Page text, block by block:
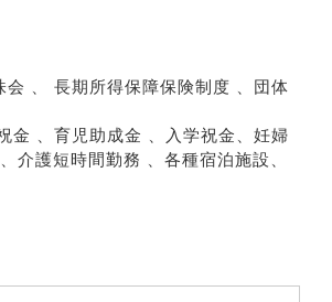
、 長期所得保障保険制度 、団体
金 、育児助成金 、入学祝金、妊婦
介護短時間勤務 、各種宿泊施設、